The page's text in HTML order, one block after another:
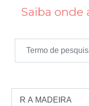
Saiba onde